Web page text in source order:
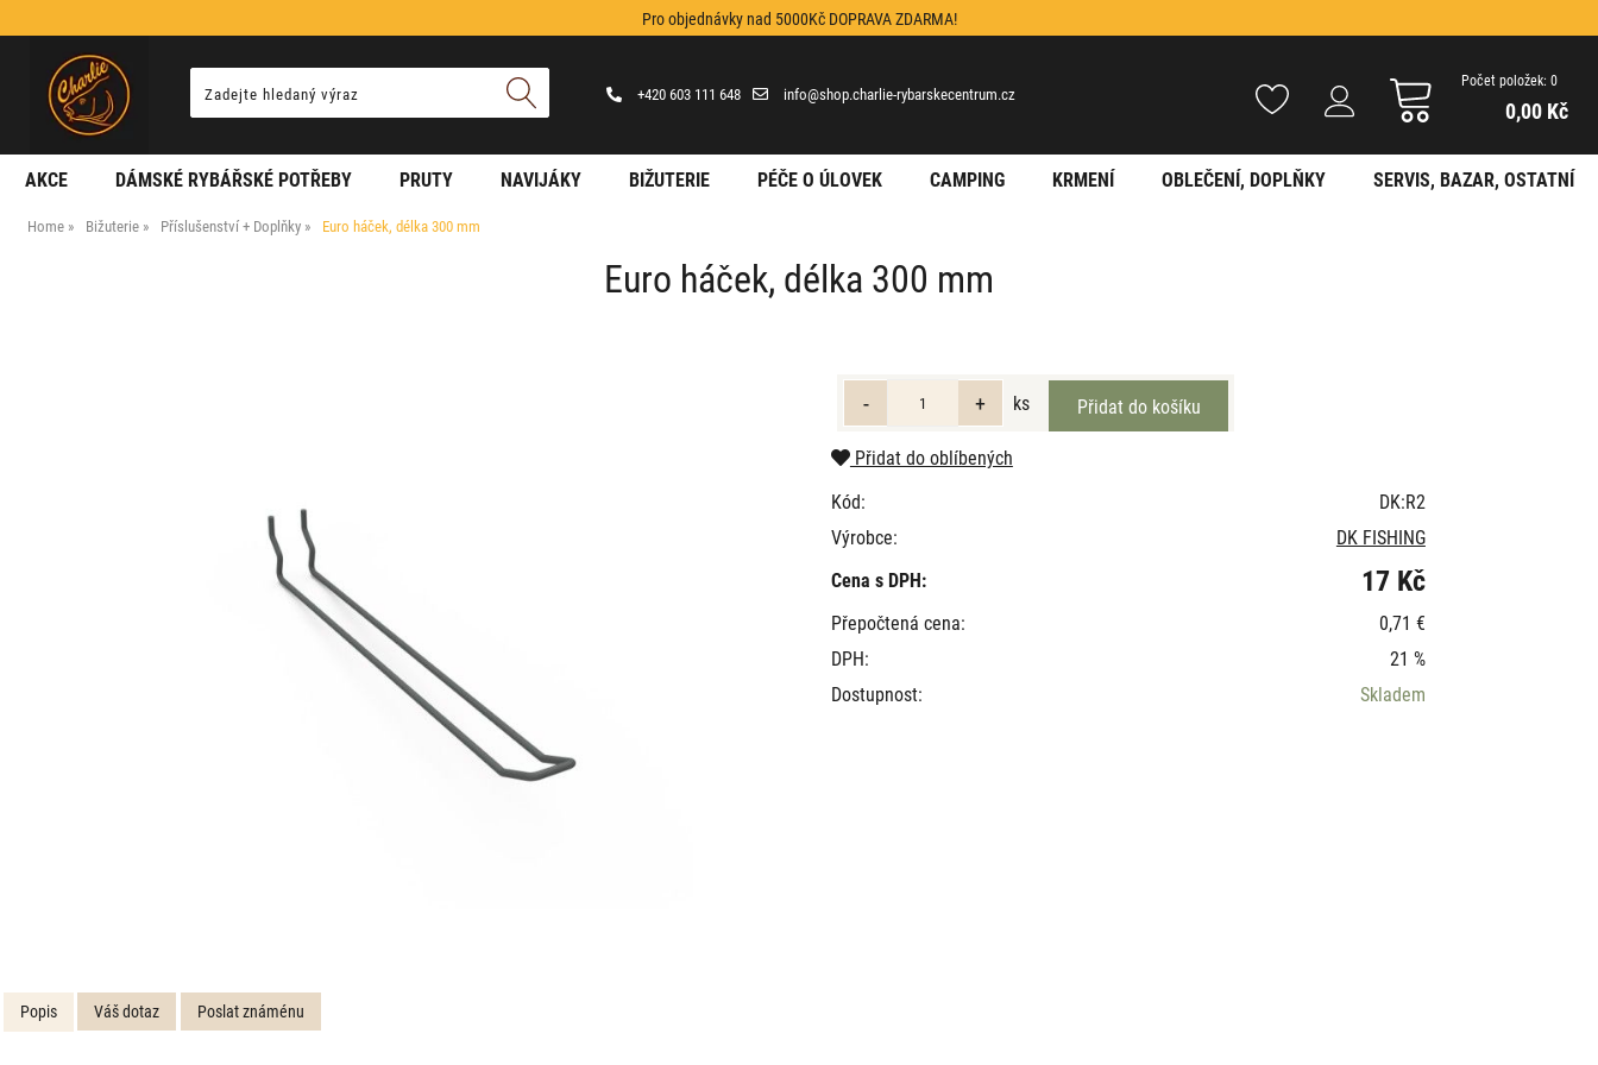
Pro objednávky nad 5000Kč DOPRAVA ZDARMA!
+420 603 111 648 info@shop.charlie-rybarskecentrum.cz
Počet položek: 0
0,00 Kč
AKCE DÁMSKÉ RYBÁŘSKÉ POTŘEBY PRUTY NAVIJÁKY BIŽUTERIE PÉČE O ÚLOVEK CAMPING KRMENÍ OBLEČENÍ, DOPLŇKY SERVIS, BAZAR, OSTATNÍ
Home Bižuterie Příslušenství + Doplňky Euro háček, délka 300 mm
Euro háček, délka 300 mm
ks
Přidat do oblíbených
Kód:
DK:R2
Výrobce:
DK FISHING
Cena s DPH:
17 Kč
Přepočtená cena:
0,71 €
DPH:
21 %
Dostupnost:
Skladem
Popis Váš dotaz Poslat známénu